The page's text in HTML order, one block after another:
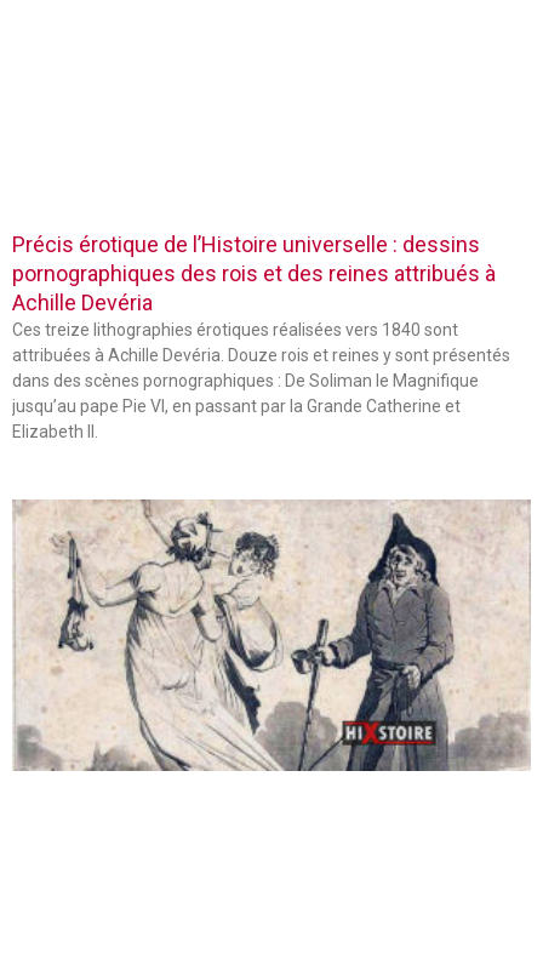
Précis érotique de l’Histoire universelle : dessins
pornographiques des rois et des reines attribués à
Achille Devéria
Ces treize lithographies érotiques réalisées vers 1840 sont
attribuées à Achille Devéria. Douze rois et reines y sont présentés
dans des scènes pornographiques : De Soliman le Magnifique
jusqu’au pape Pie VI, en passant par la Grande Catherine et
Elizabeth II.